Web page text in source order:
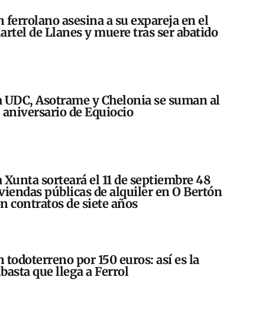
ferrolano asesina a su expareja en el
de Llanes y muere tras ser abatido
UDC, Asotrame y Chelonia se suman al
aniversario de Equiocio
Xunta sorteará el 11 de septiembre 48
públicas de alquiler en O Bertón
contratos de siete años
todoterreno por 150 euros: así es la
que llega a Ferrol